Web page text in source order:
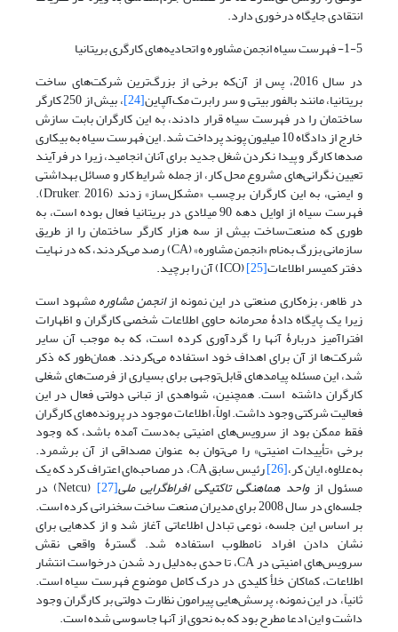
انتقادی جایگاه درخوری دارد.
1-5- فهرست سیاه انجمن مشاوره و اتحادیه‌‌‌های کارگری بریتانیا
در سال 2016، پس از آن‌که برخی از بزرگ‌ترین شرکت‌‌‌های ساخت
بریتانیا، مانند بالفور بیتی و سر رابرت مک‌آلپاین[24] ، بیش از 250 کارگر
ساختمان را در فهرست سیاه قرار دادند، به این کارگران بابت سازش
خارج از دادگاه 10 میلیون پوند پرداخت شد. این فهرست سیاه به بیکاری
صدها کارگر و پیدا نکردن شغل جدید برای آنان انجامید، زیرا در فرآیند
تعیین نگرانی‌های مشروع محل کار، از جمله شرایط کار و مسائل بهداشتی
و ایمنی، به این کارگران برچسب «مشکل‌ساز» زدند (Druker, 2016).
فهرست سیاه از اوایل دهه 90 میلادی در بریتانیا فعال بوده است، به
طوری که صنعت‌ساخت‌ بیش از سه هزار کارگر ساختمان را از طریق
سازمانی بزرگ به‌نام «انجمن مشاوره» (CA) رصد می‌‌‌کردند، که در نهایت
دفتر کمیسر اطلاعات[25]
(ICO) آن را برچید.
در ظاهر، بزه‌کاری صنعتی در این نمونه ازانجمن مشاورهمشهود است
زیرا یک پایگاه دادۀ محرمانه حاوی اطلاعات شخصی کارگران و اظهارات
افتراآمیز دربارۀ آنها را گردآوری کرده است، که به موجب آن سایر
شرکت‌ها از آن برای اهداف خود استفاده می‌کردند. همان‌طور که ذکر
شد، این مسئله پیامدهای قابل‌توجهی برای بسیاری از فرصت‌‌‌های شغلی
کارگران داشته است. همچنین، شواهدی از تبانی دولتی فعال در این
فعالیت شرکتی وجود داشت. اولاً، اطلاعات موجود در پرونده‌های کارگران
فقط ممکن بود از سرویس‌های امنیتی به‌دست آمده باشد، که وجود
برخی «تأییدات امنیتی» را می‌توان به عنوان مصداقی از آن برشمرد.
به‌علاوه، ایان کر،[26] رئیس سابق CA، در مصاحبه‌ای اعتراف کرد که یک
مسئول ازواحد هماهنگی تاکتیکی افراط‌گرایی ملی[27] (Netcu) در
جلسه‌ای در سال 2008 برای مدیران صنعت ساخت سخنرانی کرده است.
بر اساس این جلسه، نوعی تبادل اطلاعاتی آغاز شد و از کدهایی برای
نشان دادن افراد نامطلوب استفاده شد. گسترۀ واقعی نقش
سرویس‌های امنیتی در CA، تا حدی به‌دلیل رد شدن درخواست انتشار
اطلاعات، کماکان خلأ کلیدی در درک کامل موضوع فهرست سیاه است.
ثانیاً، در این نمونه، پرسش‌‌‌هایی پیرامون نظارت دولتی بر کارگران وجود
داشت و این ادعا مطرح بود که به نحوی از آنها جاسوسی شده است.